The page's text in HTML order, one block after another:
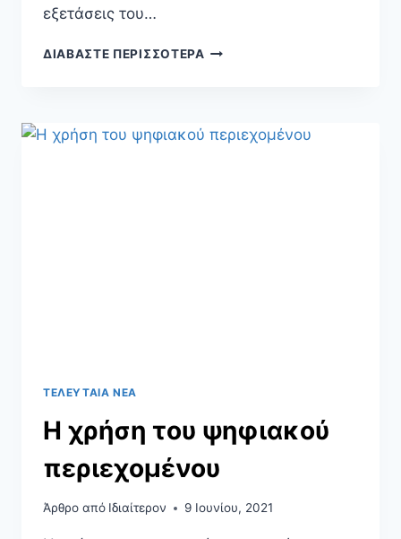
εξετάσεις του…
ΔΙΑΒΆΣΤΕ ΠΕΡΙΣΣΌΤΕΡΑ
ΤΕΛΕΥΤΑΊΑ ΝΈΑ
Η χρήση του ψηφιακού
περιεχομένου
Άρθρο από Ιδιαίτερον 9 Ιουνίου, 2021